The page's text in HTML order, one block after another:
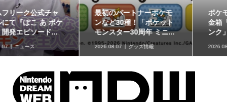
ポケモンの姿のソフビ貯
金箱「ポケモンコインバ
ンク」に、ゲンガーな...
2026.08.07 グッズ情報
8月7日より事前抽選開
始！ 高知県にて「N響メ
ンバーによるポケモン...
2026.08.07 イベント情報